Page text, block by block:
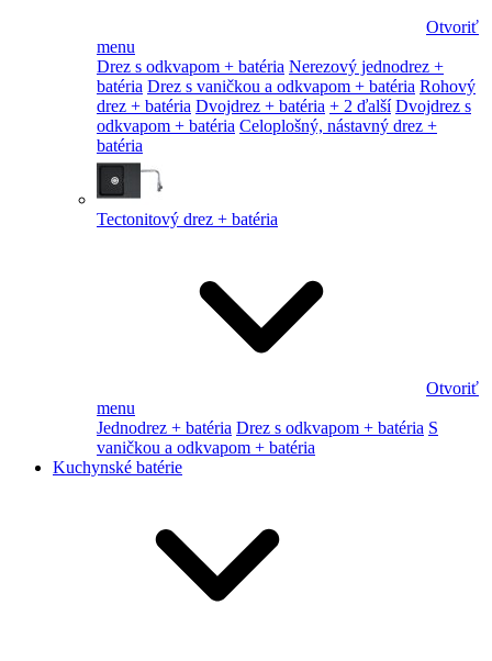
Otvoriť
menu
Drez s odkvapom + batéria Nerezový jednodrez +
batéria Drez s vaničkou a odkvapom + batéria Rohový
drez + batéria Dvojdrez + batéria + 2 ďalší Dvojdrez s
odkvapom + batéria Celoplošný, nástavný drez +
batéria
Tectonitový drez + batéria
Otvoriť
menu
Jednodrez + batéria Drez s odkvapom + batéria S
vaničkou a odkvapom + batéria
Kuchynské batérie